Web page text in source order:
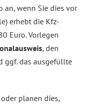
an, wenn Sie dies vor
erhebt die Kfz-
Euro. Vorlegen
, den
ggf. das ausgefüllte
planen dies,